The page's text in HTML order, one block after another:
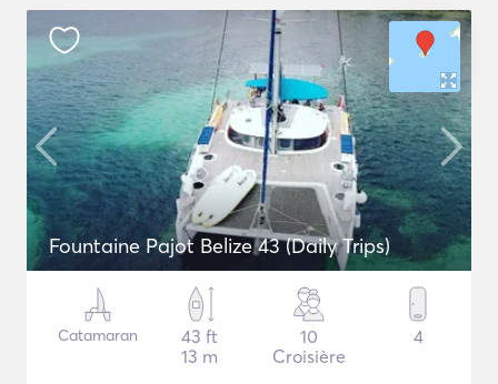
Fountaine Pajot Belize 43 (Daily Trips)
Catamaran
43 ft
13 m
10
Croisière
4